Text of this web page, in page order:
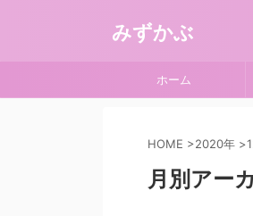
みずかぶ
ホーム
HOME >2020年 >
月別アー